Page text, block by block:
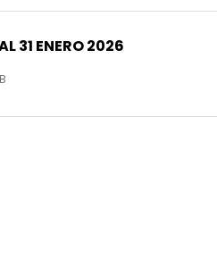
31 ENERO 2026